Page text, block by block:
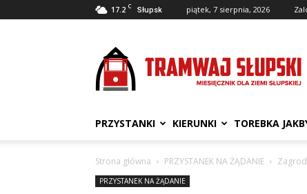
17.2 C Słupsk piątek, 7 sierpnia, 2026
Tramwaj
Słupski
PRZYSTANKI KIERUNKI TOREBKA
Strona główna PRZYSTANEK NA ŻĄDANIE
PRZYSTANEK NA ŻĄDANIE